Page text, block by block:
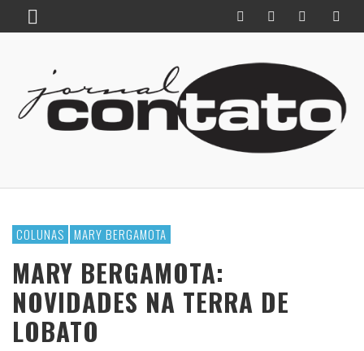
COLUNAS MARY BERGAMOTA
MARY BERGAMOTA:
NOVIDADES NA TERRA DE
LOBATO